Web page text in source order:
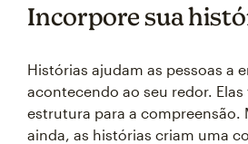
Incorpore sua
Histórias ajudam as pessoas a
acontecendo ao seu redor.
estrutura para a compreensão.
ainda, as histórias criam uma